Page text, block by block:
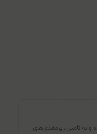
و به تامین ریز‌مغذی‌های